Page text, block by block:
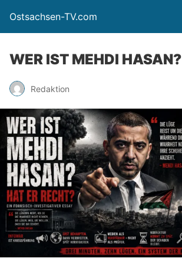
Ostsachsen-TV.com
WER IST MEHDI HASAN?
Redaktion